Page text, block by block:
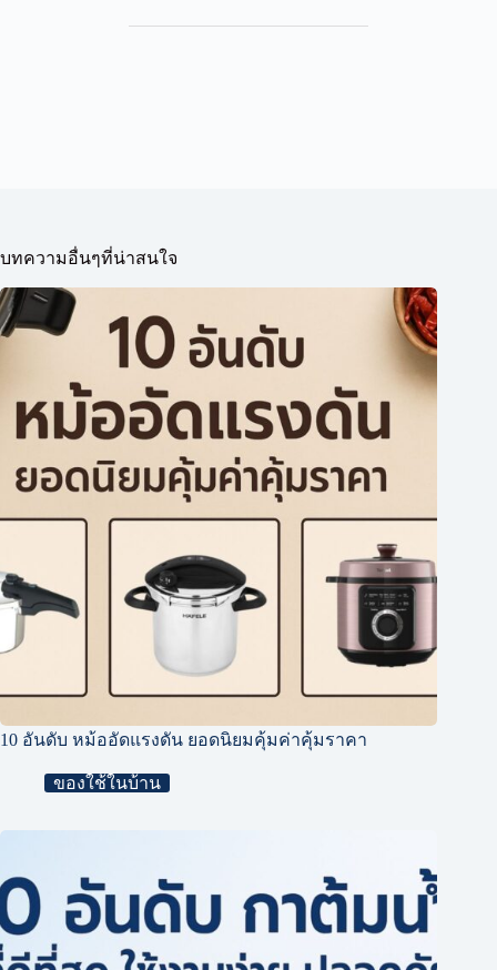
บทความอื่นๆที่น่าสนใจ
10 อันดับ หม้ออัดแรงดัน ยอดนิยมคุ้มค่าคุ้มราคา
ของใช้ในบ้าน